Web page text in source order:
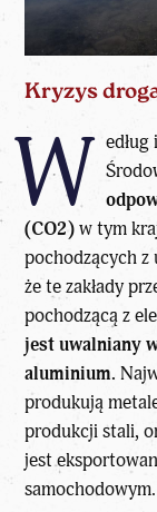
Kryzys
W
(CO2)w tym
pochodzących
że te zakłady
pochodzącą z
jest uwalniany
aluminium.
produkują
produkcji stali,
jest
samochodowym.